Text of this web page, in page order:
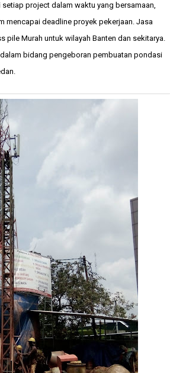
project dalam waktu yang bersamaan,
mencapai deadline proyek pekerjaan.Jasa
Murah untuk wilayah Banten dan sekitarya.
bidang pengeboran pembuatan pondasi